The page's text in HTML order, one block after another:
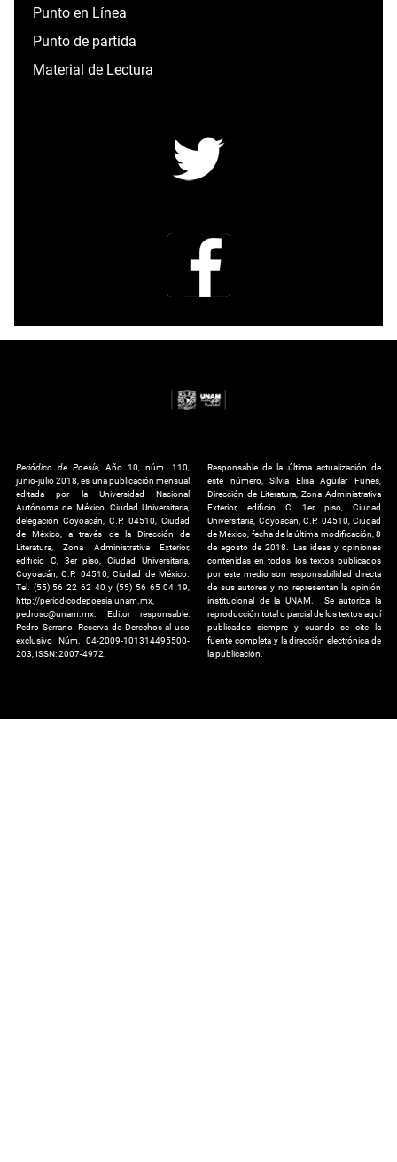
Punto en Línea
Punto de partida
Material de Lectura
Periódico de Poesía , Año 10, núm. 110,
junio-julio 2018, es una publicación mensual
editada por la Universidad Nacional
Autónoma de México, Ciudad Universitaria,
delegación Coyoacán, C.P. 04510, Ciudad
de México, a través de la Dirección de
Literatura, Zona Administrativa Exterior,
edificio C, 3er piso, Ciudad Universitaria,
Coyoacán, C.P. 04510, Ciudad de México.
Tel. (55) 56 22 62 40 y (55) 56 65 04 19,
http://periodicodepoesia.unam.mx,
pedrosc@unam.mx. Editor responsable:
Pedro Serrano. Reserva de Derechos al uso
exclusivo Núm. 04-2009-101314495500-
203, ISSN: 2007-4972.
Responsable de la última actualización de
este número, Silvia Elisa Aguilar Funes,
Dirección de Literatura, Zona Administrativa
Exterior, edificio C, 1er piso, Ciudad
Universitaria, Coyoacán, C.P. 04510, Ciudad
de México, fecha de la última modificación, 8
de agosto de 2018. Las ideas y opiniones
contenidas en todos los textos publicados
por este medio son responsabilidad directa
de sus autores y no representan la opinión
institucional de la UNAM. Se autoriza la
reproducción total o parcial de los textos aquí
publicados siempre y cuando se cite la
fuente completa y la dirección electrónica de
la publicación.